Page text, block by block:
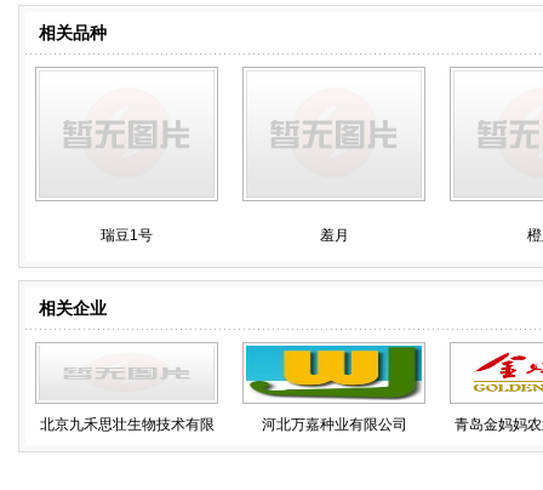
相关品种
瑞豆1号 羞月
相关企业
北京九禾思壮生物技术有限 河北万嘉种业有限公司 青岛金妈妈